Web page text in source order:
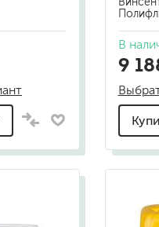
для
кисти
щетка
В
9